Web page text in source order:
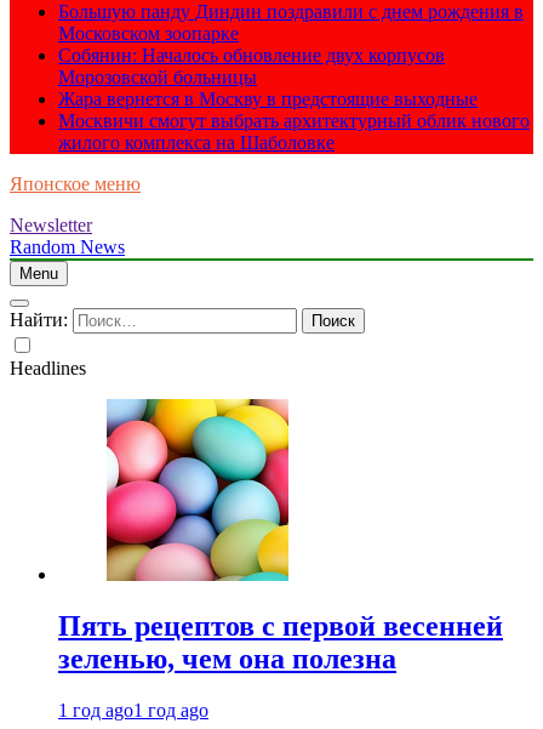
Большую панду Диндин поздравили с днем рождения в
Московском зоопарке
Собянин: Началось обновление двух корпусов
Морозовской больницы
Жара вернется в Москву в предстоящие выходные
Москвичи смогут выбрать архитектурный облик нового
жилого комплекса на Шаболовке
Японское меню
Newsletter
Random News
Menu
Найти:
Headlines
Пять рецептов с первой весенней
зеленью, чем она полезна
1 год ago1 год ago